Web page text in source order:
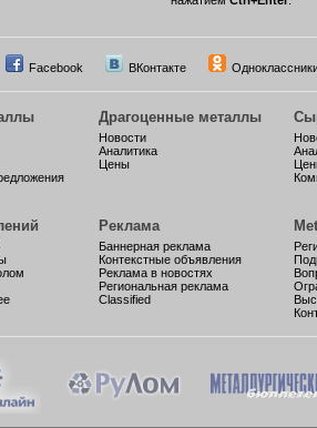
Facebook ВКонтакте
Драгоценные металлы
Новости
Аналитика
Цены
Реклама
Баннерная реклама
Контекстные объявления
Реклама в новостях
Региональная реклама
Classified